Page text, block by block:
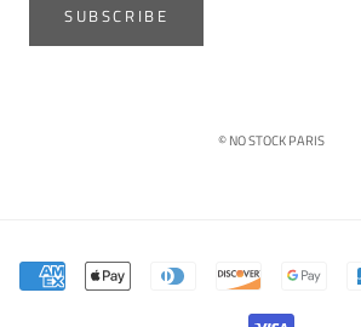
SUBSCRIBE
© NO STOCK PARIS